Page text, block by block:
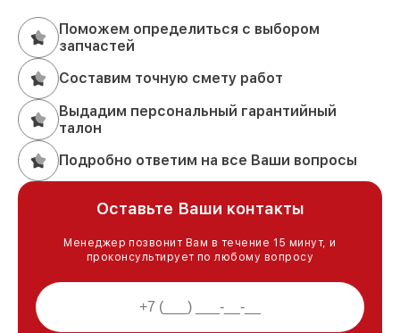
Поможем определиться с выбором
запчастей
Составим точную смету работ
Выдадим персональный гарантийный
талон
Подробно ответим на все Ваши вопросы
Оставьте Ваши контакты
Менеджер позвонит Вам в течение 15 минут, и
проконсультирует по любому вопросу